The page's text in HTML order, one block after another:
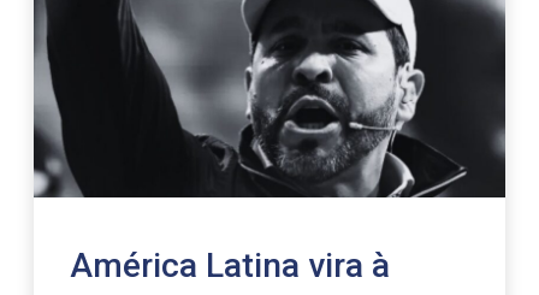
América Latina vira à